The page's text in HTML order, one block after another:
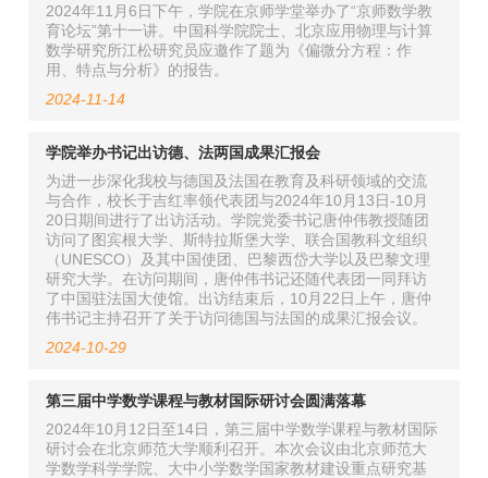
2024年11月6日下午，学院在京师学堂举办了“京师数学教
育论坛”第十一讲。中国科学院院士、北京应用物理与计算
数学研究所江松研究员应邀作了题为《偏微分方程：作
用、特点与分析》的报告。
2024-11-14
学院举办书记出访德、法两国成果汇报会
为进一步深化我校与德国及法国在教育及科研领域的交流
与合作，校长于吉红率领代表团与2024年10月13日-10月
20日期间进行了出访活动。学院党委书记唐仲伟教授随团
访问了图宾根大学、斯特拉斯堡大学、联合国教科文组织
（UNESCO）及其中国使团、巴黎西岱大学以及巴黎文理
研究大学。在访问期间，唐仲伟书记还随代表团一同拜访
了中国驻法国大使馆。出访结束后，10月22日上午，唐仲
伟书记主持召开了关于访问德国与法国的成果汇报会议。
2024-10-29
第三届中学数学课程与教材国际研讨会圆满落幕
2024年10月12日至14日，第三届中学数学课程与教材国际
研讨会在北京师范大学顺利召开。本次会议由北京师范大
学数学科学学院、大中小学数学国家教材建设重点研究基